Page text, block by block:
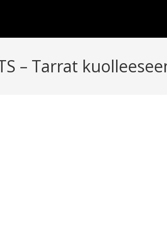
– Tarrat